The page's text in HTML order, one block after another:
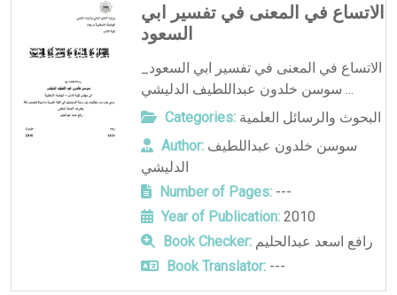
الاتساع في المعنى في تفسير ابي
السعود
الاتساع في المعنى في تفسير ابي السعود_
سوسن خلدون عبداللطيف الدليشي ...
Categories: البحوث والرسائل العلمية
Author: سوسن خلدون عبداللطيف
الدليشي
Number of Pages:---
Year of Publication:2010
Book Checker: رافع اسعد عبدالحليم
Book Translator:---